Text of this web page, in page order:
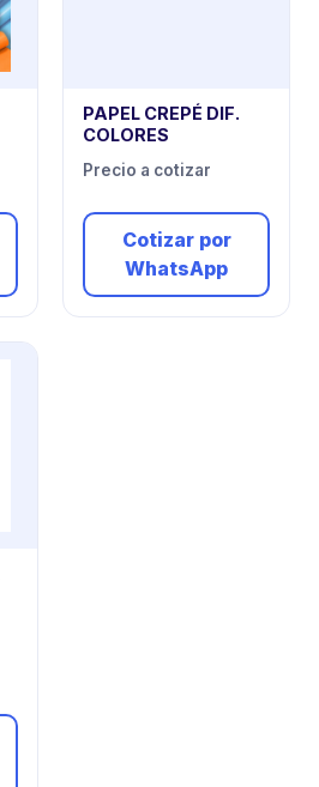
PAPEL CREPÉ DIF.
COLORES
Precio a cotizar
Cotizar por
WhatsApp